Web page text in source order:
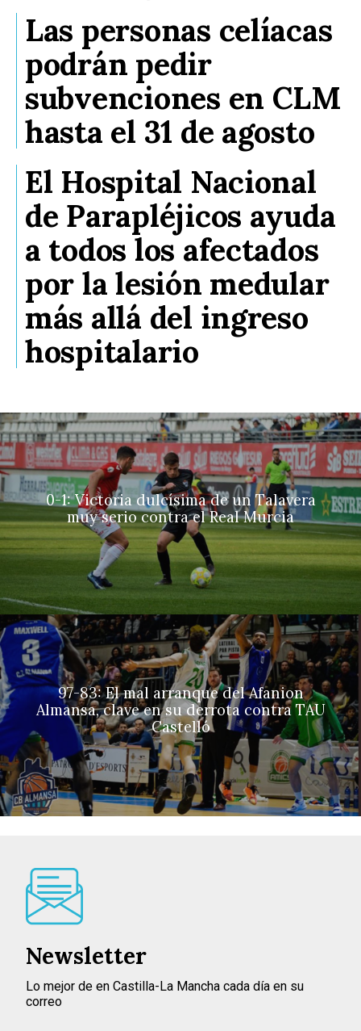
Las personas celíacas
podrán pedir
subvenciones en CLM
hasta el 31 de agosto
El Hospital Nacional
de Parapléjicos ayuda
a todos los afectados
por la lesión medular
más allá del ingreso
hospitalario
0-1: Victoria dulcísima de un Talavera
muy serio contra el Real Murcia
97-83: El mal arranque del Afanion
Almansa, clave en su derrota contra TAU
Castelló
Newsletter
Lo mejor de en Castilla-La Mancha cada día en su
correo